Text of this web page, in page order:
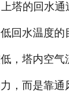
塔的回水
回水温度的
，塔内空气
，而是靠通